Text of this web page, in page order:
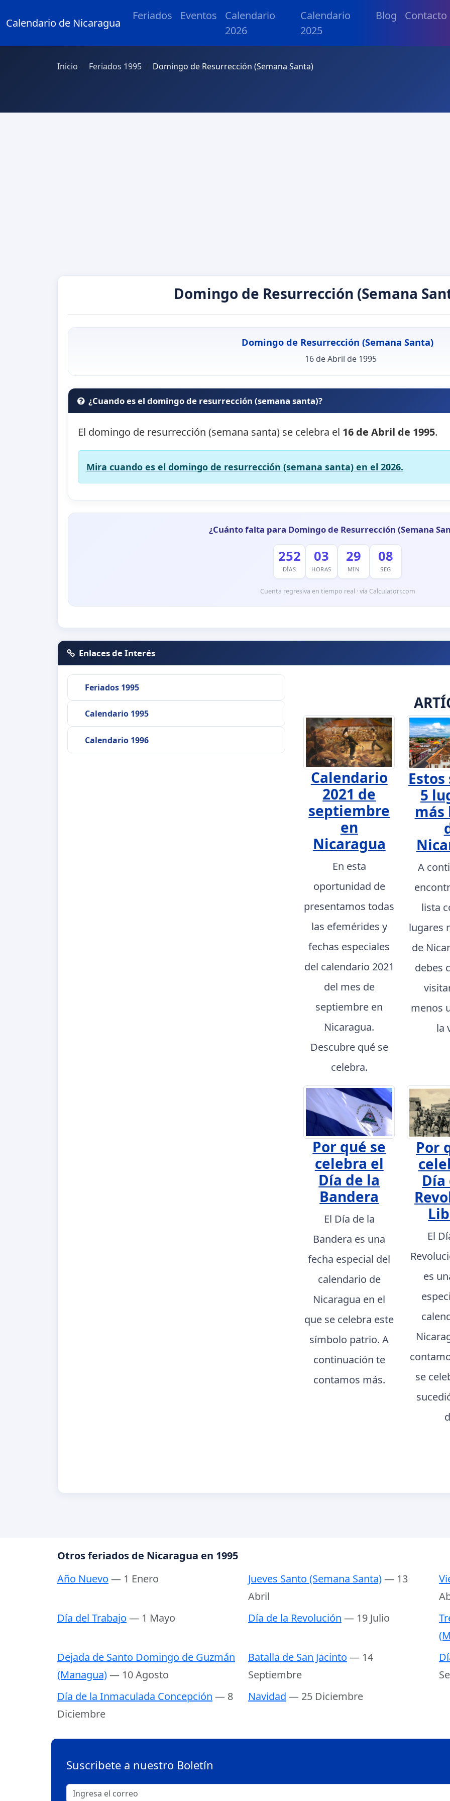
Calendario de Nicaragua
Feriados Eventos
Calendario
2026
Calendario
2025
Blog Contacto
Inicio Feriados 1995 Domingo de Resurrección (Semana Santa)
Domingo de Resurrección (Semana
Domingo de Resurrección (Semana Santa)
16 de Abril de 1995
¿Cuando es el domingo de resurrección (semana santa)?
El domingo de resurrección (semana santa) se celebra el 16 de Abril de 1995.
Mira cuando es el domingo de resurrección (semana santa) en el 2026.
¿Cuánto falta para Domingo de Resurrección (Semana
252
DÍAS
03
HORAS
29
MIN
07
SEG
Cuenta regresiva en tiempo real · vía Calculatorr.com
Enlaces de Interés
Feriados 1995
Calendario 1995
Calendario 1996
Calendario
2021 de
septiembre
en
Nicaragua
En esta
oportunidad de
presentamos todas
las efemérides y
fechas especiales
del calendario 2021
del mes de
septiembre en
Nicaragua.
Descubre qué se
celebra.
5
más
A
lista
lugares
de
debes
menos
la
Por qué se
celebra el
Día de la
Bandera
El Día de la
Bandera es una
fecha especial del
calendario de
Nicaragua en el
que se celebra este
símbolo patrio. A
continuación te
contamos más.
Por
Día
El
es
se
Otros feriados de Nicaragua en 1995
Año Nuevo — 1 Enero Jueves Santo (Semana Santa)— 13
Abril
Día del Trabajo — 1 Mayo Día de la Revolución — 19 Julio
Dejada de Santo Domingo de Guzmán
(Managua)— 10 Agosto
Batalla de San Jacinto — 14
Septiembre
Día de la Inmaculada Concepción — 8
Diciembre
Navidad — 25 Diciembre
Suscribete a nuestro Boletín